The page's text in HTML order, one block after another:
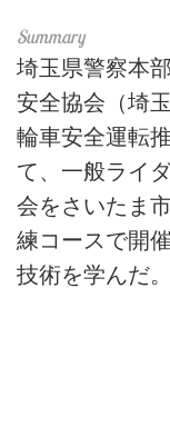
埼玉県警察本
安全協会（埼
輪車安全運転
て、一般ライ
会をさいたま
練コースで開
技術を学んだ。